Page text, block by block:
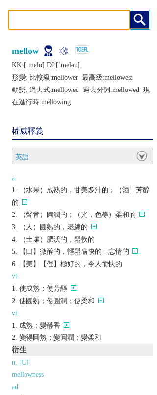
mellow
KK:[ˈmɛlo] DJ:[ˈmеlǝu]
形變: 比較級:mellower 最高級:mellowest
動變: 過去式:mellowed 過去分詞:mellowed 現
在進行時:mellowing
權威釋義
英語
a.
（水果）成熟的，甘美多汁的；（酒）芳醇
的
（聲音）圓潤的；（光，色等）柔和的
（人）圓熟的，老練的
（土壤）肥沃的，鬆軟的
【口】微醉的，輕鬆愉快的；忘情的
【美】【俚】極好的，令人愉快的
vt.
使成熟；使芳醇
使圓熟；使圓潤；使柔和
vi.
成熟；變醇香
變得圓熟；變圓潤；變柔和
衍生
n. [U]
mellowness
ad.